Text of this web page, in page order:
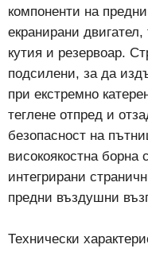
компоненти на
екранирани
кутия и резервоар.
подсилени, за да
при екстремно
теглене отпред и
безопасност на
високоякостна борна
интегрирани
предни въздушни
Технически